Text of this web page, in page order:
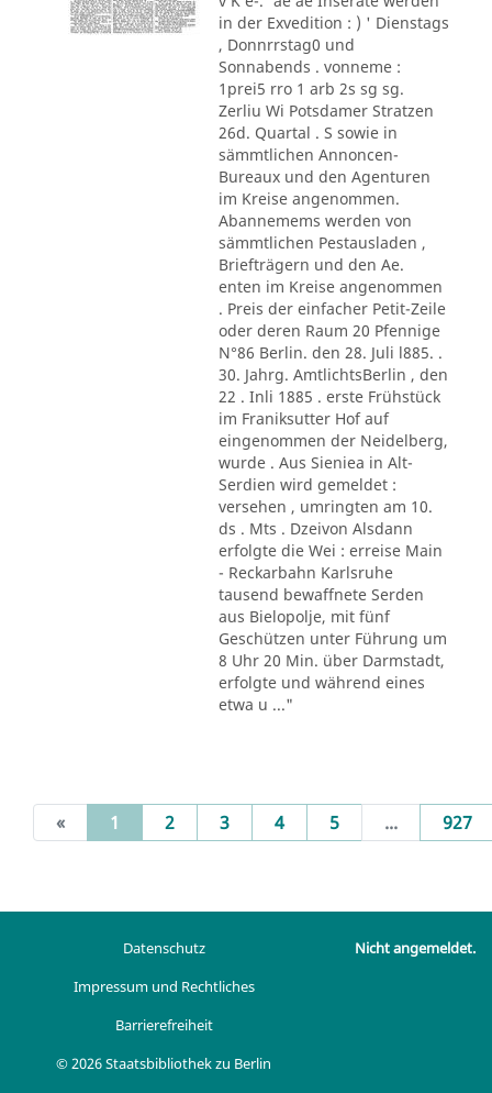
in der Exvedition : ) ' Dienstags
, Donnrrstag0 und
Sonnabends . vonneme :
1prei5 rro 1 arb 2s sg sg.
Zerliu Wi Potsdamer Stratzen
26d. Quartal . S sowie in
sämmtlichen Annoncen-
Bureaux und den Agenturen
im Kreise angenommen.
Abannemems werden von
sämmtlichen Pestausladen ,
Briefträgern und den Ae.
enten im Kreise angenommen
. Preis der einfacher Petit-Zeile
oder deren Raum 20 Pfennige
N°86 Berlin. den 28. Juli l885. .
30. Jahrg. AmtlichtsBerlin , den
22 . Inli 1885 . erste Frühstück
im Franiksutter Hof auf
eingenommen der Neidelberg,
wurde . Aus Sieniea in Alt-
Serdien wird gemeldet :
versehen , umringten am 10.
ds . Mts . Dzeivon Alsdann
erfolgte die Wei : erreise Main
- Reckarbahn Karlsruhe
tausend bewaffnete Serden
aus Bielopolje, mit fünf
Geschützen unter Führung um
8 Uhr 20 Min. über Darmstadt,
erfolgte und während eines
etwa u ..."
« 1 (current)
2 3 4 5 ... 927
Datenschutz
Impressum und Rechtliches
Barrierefreiheit
© 2026 Staatsbibliothek zu Berlin
Nicht angemeldet.